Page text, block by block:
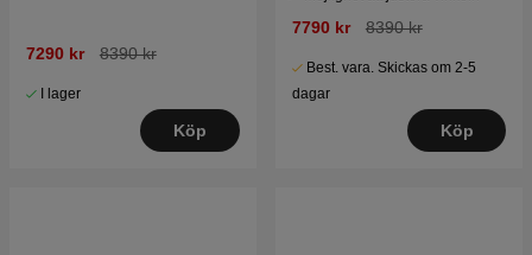
7290 kr 8390 kr
I lager
Köp
7790 kr 8390 kr
Best. vara. Skickas om 2-5
dagar
Köp